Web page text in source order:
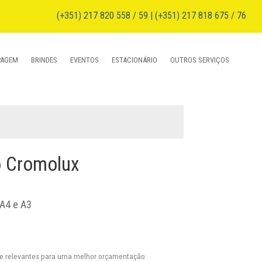
(+351) 217 820 558 / 59 | (+351) 217 818 675 / 76
BRINDES EVENTOS ESTACIONÁRIO OUTROS SERVIÇOS
Cromolux
e A3
relevantes para uma melhor orçamentação.